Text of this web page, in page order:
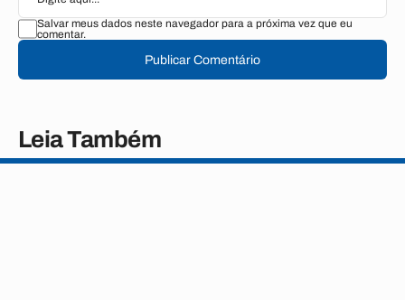
Salvar meus dados neste navegador para a próxima vez que eu
comentar.
Publicar Comentário
Leia Também